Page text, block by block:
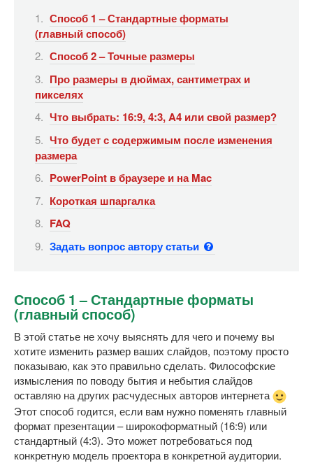
Способ 1 – Стандартные форматы
(главный способ)
Способ 2 – Точные размеры
Про размеры в дюймах, сантиметрах и
пикселях
Что выбрать: 16:9, 4:3, A4 или свой размер?
Что будет с содержимым после изменения
размера
PowerPoint в браузере и на Mac
Короткая шпаргалка
FAQ
Задать вопрос автору статьи
Способ 1 – Стандартные форматы
(главный способ)
В этой статье не хочу выяснять для чего и почему вы
хотите изменить размер ваших слайдов, поэтому просто
показываю, как это правильно сделать. Философские
измысления по поводу бытия и небытия слайдов
оставляю на других расчудесных авторов интернета
Этот способ годится, если вам нужно поменять главный
формат презентации – широкоформатный (16:9) или
стандартный (4:3). Это может потребоваться под
конкретную модель проектора в конкретной аудитории.